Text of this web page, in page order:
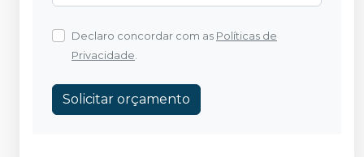
Declaro concordar com as Políticas de
Privacidade.
Solicitar orçamento